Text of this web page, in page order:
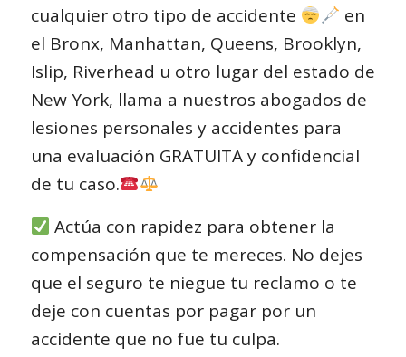
cualquier otro tipo de accidente
en
el Bronx, Manhattan, Queens, Brooklyn,
Islip, Riverhead u otro lugar del estado de
New York, llama a nuestros abogados de
lesiones personales y accidentes para
una evaluación GRATUITA y confidencial
de tu caso.
Actúa con rapidez para obtener la
compensación que te mereces. No dejes
que el seguro te niegue tu reclamo o te
deje con cuentas por pagar por un
accidente que no fue tu culpa.